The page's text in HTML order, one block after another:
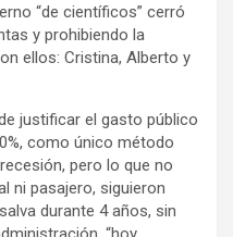
“de científicos” cerró
y prohibiendo la
ellos: Cristina, Alberto y
justificar el gasto público
como único método
pero lo que no
ni pasajero, siguieron
durante 4 años, sin